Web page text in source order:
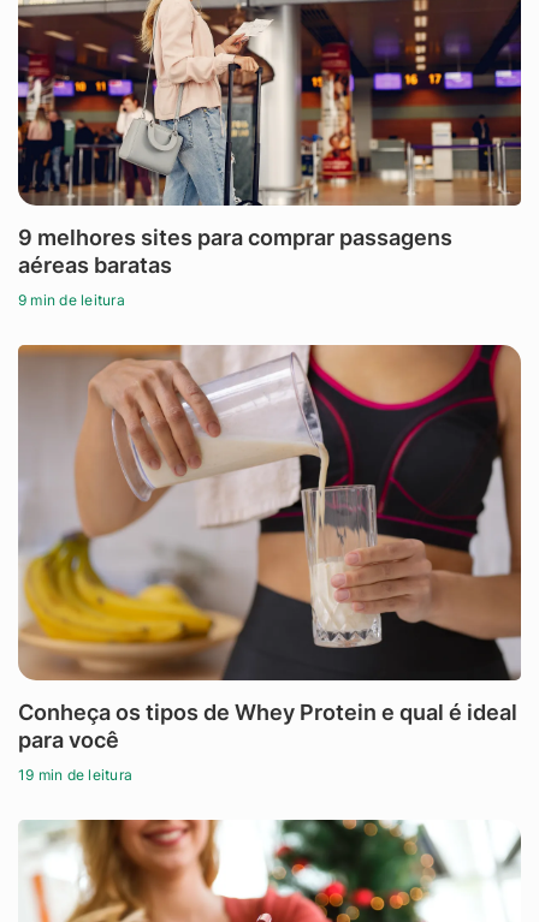
9 melhores sites para comprar passagens
aéreas baratas
9 min de leitura
Conheça os tipos de Whey Protein e qual é ideal
para você
19 min de leitura